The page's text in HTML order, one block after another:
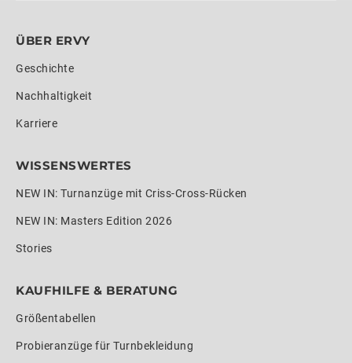
ÜBER ERVY
Geschichte
Nachhaltigkeit
Karriere
WISSENSWERTES
NEW IN: Turnanzüge mit Criss-Cross-Rücken
NEW IN: Masters Edition 2026
Stories
KAUFHILFE & BERATUNG
Größentabellen
Probieranzüge für Turnbekleidung